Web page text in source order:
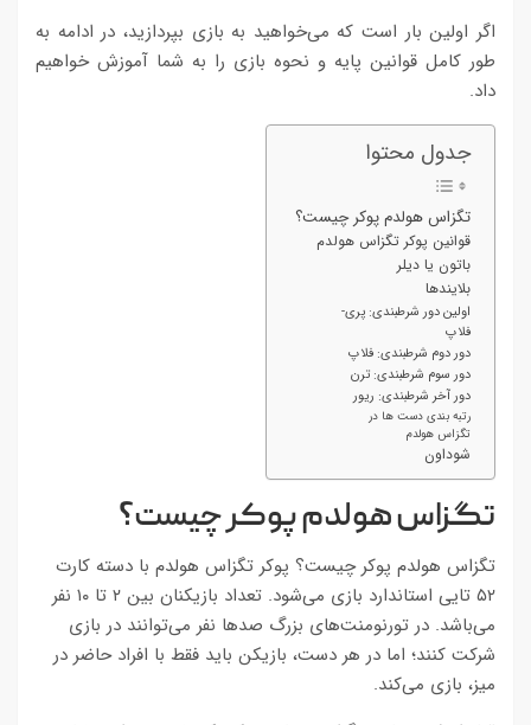
اگر اولین بار است که می‌خواهید به بازی بپردازید، در ادامه به
طور کامل قوانین پایه و نحوه بازی را به شما آموزش خواهیم
داد.
جدول محتوا
تگزاس هولدم پوکر چیست؟
قوانین پوکر تگزاس هولدم
باتون یا دیلر
بلایندها
اولین دور شرطبندی: پری-
فلاپ
دور دوم شرطبندی: فلاپ
دور سوم شرطبندی: ترن
دور آخر شرطبندی: ریور
رتبه بندی دست ها در
تگزاس هولدم
شوداون
تگزاس هولدم پوکر چیست؟
تگزاس هولدم پوکر چیست؟ پوکر تگزاس هولدم با دسته کارت
۵۲ تایی استاندارد بازی می‌شود. تعداد بازیکنان بین ۲ تا ۱۰ نفر
می‌باشد. در تورنومنت‌های بزرگ صدها نفر می‌توانند در بازی
شرکت ‌کنند؛ اما در هر دست، بازیکن باید فقط با افراد حاضر در
میز، بازی می‌کند.